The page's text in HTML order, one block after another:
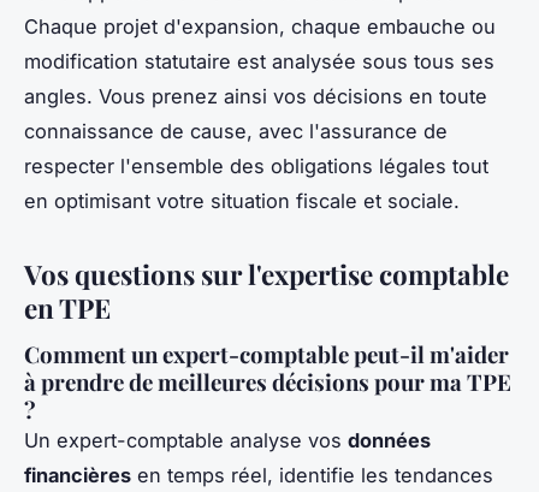
Chaque projet d'expansion, chaque embauche ou
modification statutaire est analysée sous tous ses
angles. Vous prenez ainsi vos décisions en toute
connaissance de cause, avec l'assurance de
respecter l'ensemble des obligations légales tout
en optimisant votre situation fiscale et sociale.
Vos questions sur l'expertise comptable
en TPE
Comment un expert-comptable peut-il m'aider
à prendre de meilleures décisions pour ma TPE
?
Un expert-comptable analyse vos données
financières en temps réel, identifie les tendances